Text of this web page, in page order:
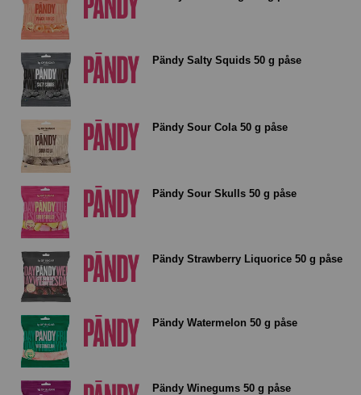
Pändy Salty Squids 50 g påse
Pändy Sour Cola 50 g påse
Pändy Sour Skulls 50 g påse
Pändy Strawberry Liquorice 50 g påse
Pändy Watermelon 50 g påse
Pändy Winegums 50 g påse